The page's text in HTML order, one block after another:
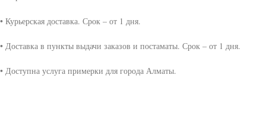
• Курьерская доставка. Срок – от 1 дня.
• Доставка в пункты выдачи заказов и постаматы. Срок – от 1 дня.
• Доступна услуга примерки для города Алматы.